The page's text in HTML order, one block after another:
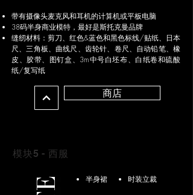
带有摄像头麦克风和耳机的计算机或平板电脑
38码半身商业模特，最好是斯托克曼品牌
缝纫材料：剪刀、红色&蓝色和黑色标线/贴纸、日本
尺、三角板、曲线尺、齿轮针、卷尺、自动铅笔、橡
皮、胶带、图钉盒、3m中号白坯布、白纸卷和硫酸
纸/复写纸
商店
模块5 - 西服
半身裙 时装立裁